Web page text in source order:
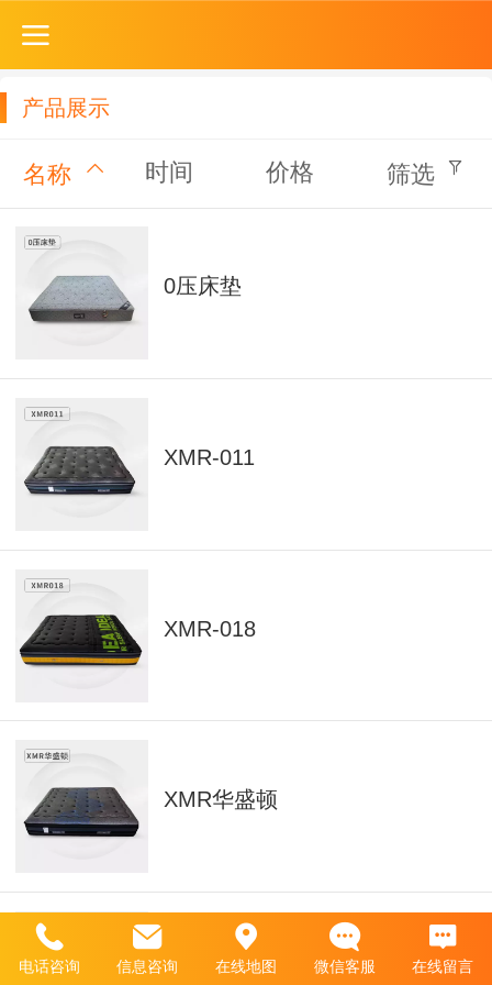
产品展示
名称 时间 价格 筛选
0压床垫
XMR-011
XMR-018
XMR华盛顿
XMR休斯顿
电话咨询 信息咨询 在线地图 微信客服 在线留言